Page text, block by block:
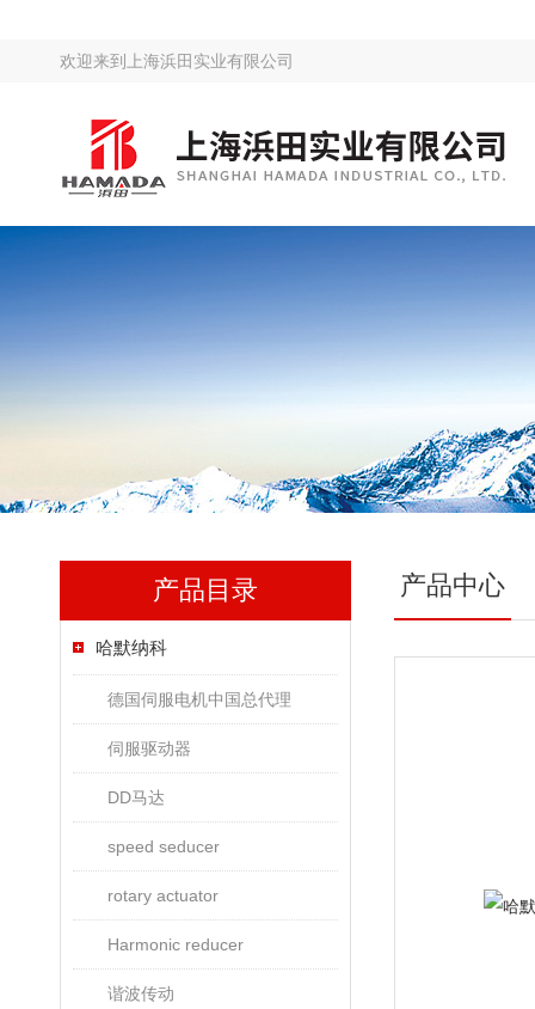
欢迎来到 上海浜田实业有限公司
产品目录
哈默纳科
德国伺服电机中国总代理
伺服驱动器
DD马达
speed seducer
rotary actuator
Harmonic reducer
谐波传动
产品中心